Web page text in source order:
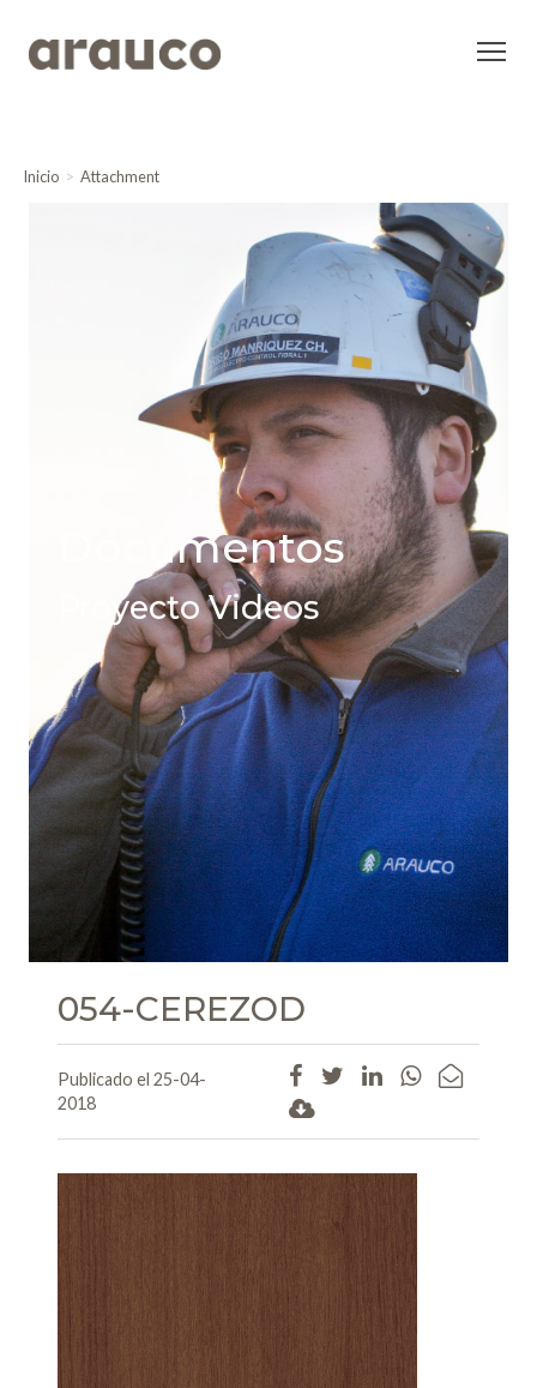
Inicio Attachment
Documentos
Proyecto Videos
054-CEREZOD
Publicado el 25-04-
2018